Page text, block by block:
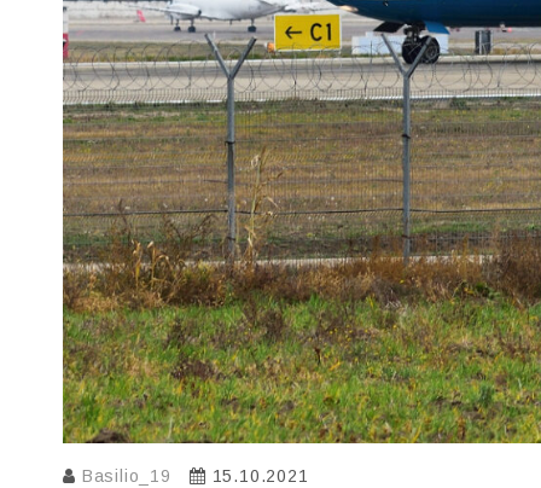
Basilio_19 15.10.2021